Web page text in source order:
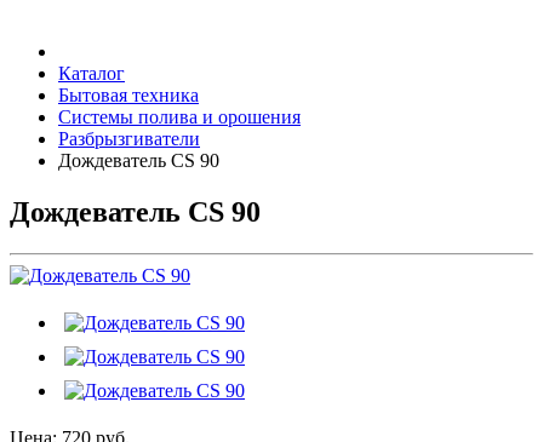
Каталог
Бытовая техника
Системы полива и орошения
Разбрызгиватели
Дождеватель CS 90
Дождеватель CS 90
Цена: 720 руб.